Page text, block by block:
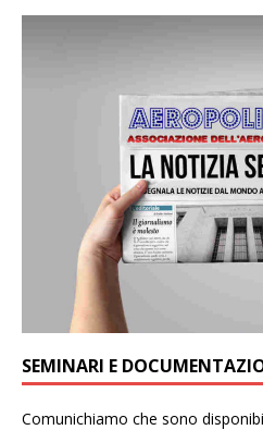
SEMINARI E
Comunichiamo che sono